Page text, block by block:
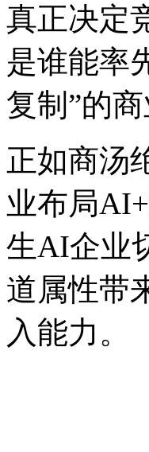
真正决定
是谁能率
复制”的商
正如商汤
业布局
生AI企业
道属性带
入能力。